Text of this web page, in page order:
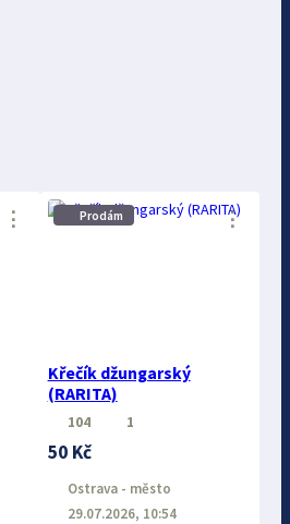
⋮ Prodám
Křečík džungarský
(RARITA)
⋮
104 1
50 Kč
Ostrava - město
29.07.2026, 10:54